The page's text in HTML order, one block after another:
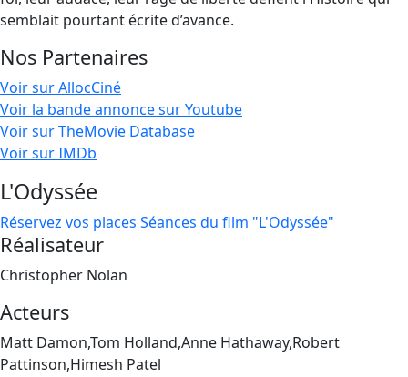
semblait pourtant écrite d’avance.
Nos Partenaires
Voir sur AllocCiné
Voir la bande annonce sur Youtube
Voir sur TheMovie Database
Voir sur IMDb
L'Odyssée
Réservez vos places Séances du film "L'Odyssée"
Réalisateur
Christopher Nolan
Acteurs
Matt Damon,Tom Holland,Anne Hathaway,Robert
Pattinson,Himesh Patel